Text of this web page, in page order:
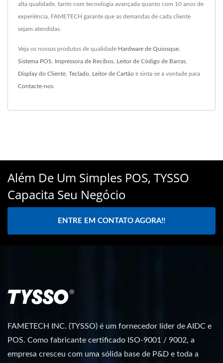
alta qualidade, tanto com tecnologia avançada quanto com 10 anos de
experiência, FAMETECH garante que as demandas de cada cliente
sejam atendidas.
Veja os nossos produtos de qualidade Hardware de Quiosque
Sistema POS Impressora de Recibos Leitor de Código de Barras
Display do Cliente Teclado Leitor de Cartão e sinta-se à vontade para
Contacte-nos
Além De Um Simples POS, TYSSO
Capacita Seu Negócio
ENTRE EM CONTATO AGORA!!
FAMETECH INC. (TYSSO) é um fornecedor líder de AIDC e
POS. Como fabricante certificado ISO-9001 / 9002, a
empresa cresceu com uma sólida base de P&D e toda a